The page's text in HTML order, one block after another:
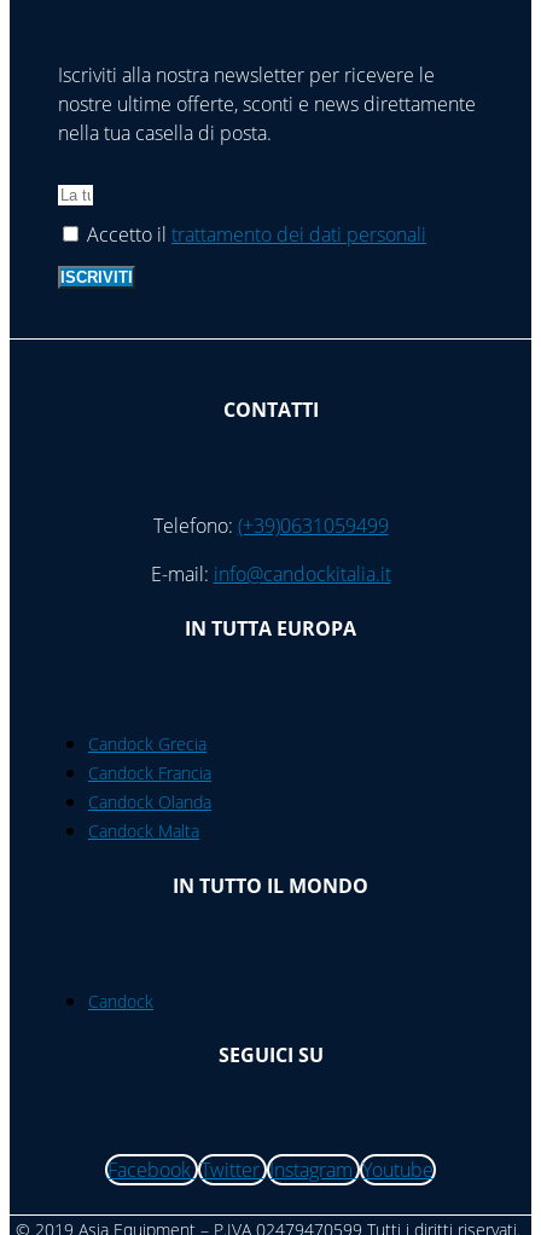
Iscriviti alla nostra newsletter per ricevere le
nostre ultime offerte, sconti e news direttamente
nella tua casella di posta.
Accetto il trattamento dei dati personali
ISCRIVITI
CONTATTI
Telefono: (+39)0631059499
E-mail: info@candockitalia.it
IN TUTTA EUROPA
Candock Grecia
Candock Francia
Candock Olanda
Candock Malta
IN TUTTO IL MONDO
Candock
SEGUICI SU
Facebook Twitter Instagram Youtube
© 2019 Asia Equipment – P.IVA 02479470599 Tutti i diritti riservati.